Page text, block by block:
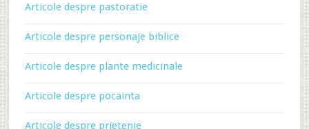
Articole despre pastoratie
Articole despre personaje biblice
Articole despre plante medicinale
Articole despre pocainta
Articole despre prietenie